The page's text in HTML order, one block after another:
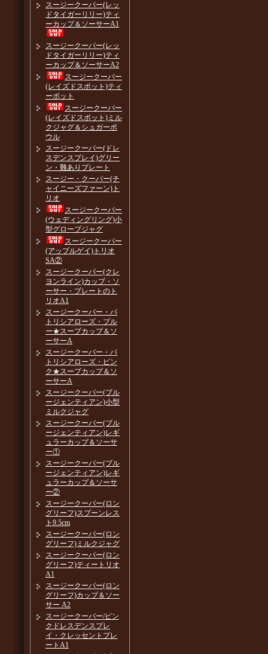
スージークーパー(レッ
ドタイガーリリー)ティ
ーカップ＆ソーサーA1
スージークーパー(レッ
ドタイガーリリー)ティ
ーカップ＆ソーサーA2
スージークーパー
(レイズドスポット)ティ
ーポット
スージークーパー
(レイズドスポット)ミル
クジャグ＆シュガーボ
ウル
スージークーパー(ドレ
スデンスプレイ)グリー
ン・難ありプレート
スージー・クーパー(チ
ャイニーズファーン)ト
リオ
スージークーパー
(ウェディングリング)小
型グローブジャグ
スージークーパー
(アップルゲイ)トリオ
SA②
スージークーパー(クレ
ヨンライン)カップ・ソ
ーサー・プレートのト
リオA1
スージークーパー・パ
トリシアローズ・ブル
ー★スープカップ＆ソ
ーサーA
スージークーパー・パ
トリシアローズ・ピン
ク★スープカップ＆ソ
ーサーA
スージークーパー(ブル
ージェンティアン)小型
ミルクジャグ
スージークーパー(ブル
ージェンティアン)レギ
ュラーカップ＆ソーサ
ー①
スージークーパー(ブル
ージェンティアン)レギ
ュラーカップ＆ソーサ
ー②
スージークーパー(ロン
グリーフ)スプーンレス
ト9.5cm
スージークーパー(ロン
グリーフ)ミルクジャグ
スージークーパー(ロン
グリーフ)ティートリオ
A1
スージークーパー(ロン
グリーフ)カップ＆ソー
サー A2
スージークーパー/ピン
クドレスデンスプレ
イ・クレッセントプレ
ートA1